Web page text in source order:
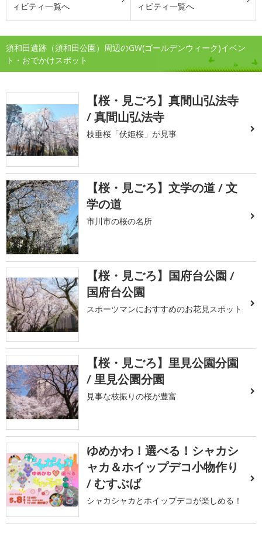
ィビティ一覧へ
ィビティ一覧へ
須和田遺跡（須和田公園）周辺のGW(ゴールデンウィーク)イベン
ト・おでかけスポット
【桜・見ごろ】真間山弘法寺
/ 真間山弘法寺
枝垂桜「伏姫桜」が見事
【桜・見ごろ】文学の道 / 文
学の道
市川市の桜の名所
【桜・見ごろ】国府台公園 /
国府台公園
スポーツマンにおすすめのお花見スポット
【桜・見ごろ】里見公園分園
/ 里見公園分園
見事な枝振りの桜が豊富
ゆめかわ！選べる！シャカシ
ャカ＆ホイップデコ小物作り
/ むすぶば
シャカシャカとホイップデコが楽しめる！